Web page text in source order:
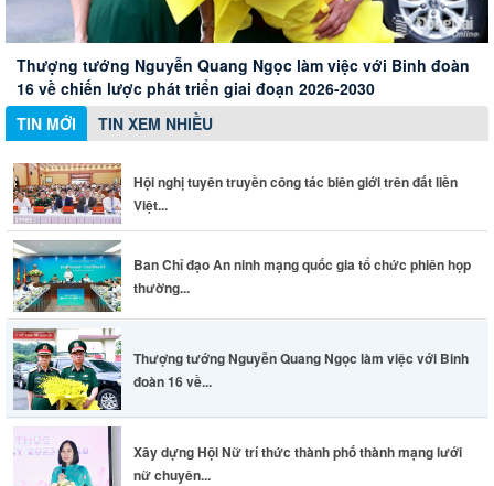
TIN MỚI TIN XEM NHIỀU
Ban Chỉ đạo An ninh mạng quốc gia tổ chức phiên họp
thường kỳ
Thượng tướng Nguyễn Quang Ngọc làm việc với Binh đoàn
16 về chiến lược phát triển giai đoạn 2026-2030
Xây dựng Hội Nữ trí thức thành phố thành mạng lưới nữ
chuyên gia chất lượng
Thành phố Đồng Nai đánh giá cao những đóng góp của
doanh nghiệp Đức
Hội nghị tuyên truyền công tác biên giới trên đất liền
Việt...
Ban Chỉ đạo An ninh mạng quốc gia tổ chức phiên họp
thường...
Thượng tướng Nguyễn Quang Ngọc làm việc với Binh
đoàn 16 về...
Xây dựng Hội Nữ trí thức thành phố thành mạng lưới
nữ chuyên...